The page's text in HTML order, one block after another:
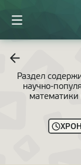
Раздел
научно-